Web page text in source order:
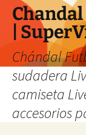
|
Chándal
sudadera
camiseta
accesorios